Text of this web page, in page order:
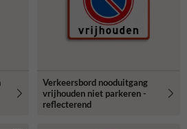
Verkeersbord nooduitgang
vrijhouden niet parkeren -
reflecterend